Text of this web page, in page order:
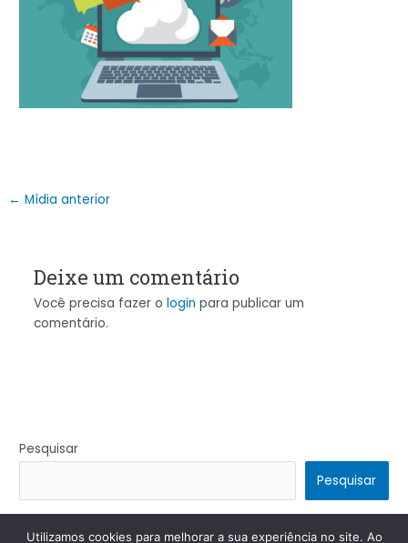
← Mídia anterior
Deixe um comentário
Você precisa fazer o login para publicar um
comentário.
Pesquisar
Pesquisar
Utilizamos cookies para melhorar a sua experiência no site. Ao